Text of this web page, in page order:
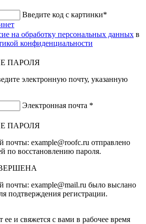
Введите код с картинки*
на обработку персональных данных в
конфиденциальности
ПАРОЛЯ
электронную почту, указанную
Электронная почта *
ПАРОЛЯ
почты: example@roofc.ru отправлено
по восстановлению пароля.
почты: example@mail.ru было выслано
подтверждения регистрации.
ее и свяжется с вами в рабочее время